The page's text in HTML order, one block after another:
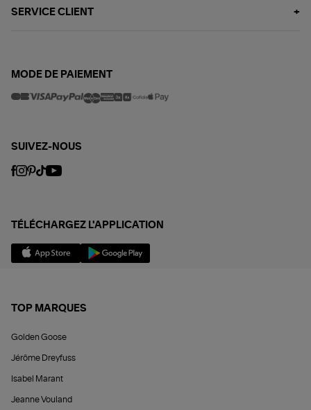
SERVICE CLIENT
MODE DE PAIEMENT
SUIVEZ-NOUS
TÉLÉCHARGEZ L'APPLICATION
TOP MARQUES
Golden Goose
Jérôme Dreyfuss
Isabel Marant
Jeanne Vouland